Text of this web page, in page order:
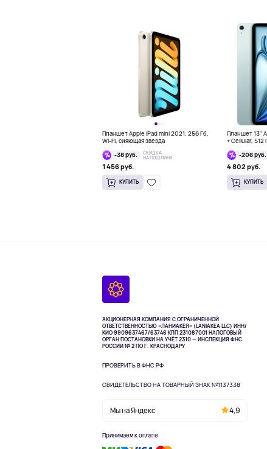
Планшет Apple iPad mini 2021, 256 Гб,
Wi-Fi, сияющая звезда
-38 руб.
СКИДКА
НА ПОШЛИНУ
1 456 руб.
КУПИТЬ
Планшет 13"
+ Cellular, 512
-206 руб.
4 802 руб.
КУПИТЬ
АКЦИОНЕРНАЯ КОМПАНИЯ С ОГРАНИЧЕННОЙ
ОТВЕТСТВЕННОСТЬЮ «ЛАНИАКЕЯ» (LANIAKEA LLC) ИНН/
КИО 9909637467/63746 КПП 231087001НАЛОГОВЫЙ
ОРГАН ПОСТАНОВКИ НА УЧЁТ 2310 — ИНСПЕКЦИЯ ФНС
РОССИИ № 2 ПО Г. КРАСНОДАРУ
ПРОВЕРИТЬ В ФНС РФ
СВИДЕТЕЛЬСТВО НА ТОВАРНЫЙ ЗНАК №1137338
Мы на Яндекс 4,9
Принимаем к оплате